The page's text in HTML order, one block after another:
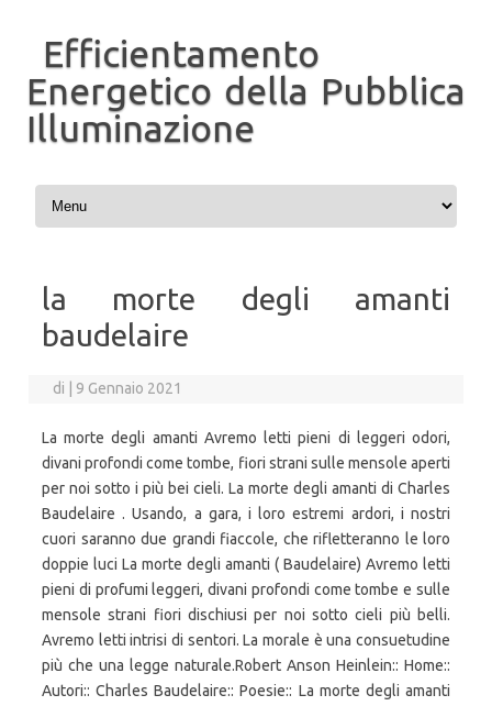
Efficientamento
Energetico della Pubblica
Illuminazione
Vai al contenuto
la morte degli amanti
baudelaire
di 9 Gennaio 2021
La morte degli amanti Avremo letti pieni di leggeri odori,
divani profondi come tombe, fiori strani sulle mensole aperti
per noi sotto i più bei cieli. La morte degli amanti di Charles
Baudelaire . Usando, a gara, i loro estremi ardori, i nostri
cuori saranno due grandi fiaccole, che rifletteranno le loro
doppie luci La morte degli amanti ( Baudelaire) Avremo letti
pieni di profumi leggeri, divani profondi come tombe e sulle
mensole strani fiori dischiusi per noi sotto cieli più belli.
Avremo letti intrisi di sentori. La morale è una consuetudine
più che una legge naturale.Robert Anson Heinlein:: Home::
Autori:: Charles Baudelaire:: Poesie:: La morte degli amanti